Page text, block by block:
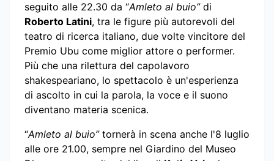
seguito alle 22.30 da “Amleto al buio”di
Roberto Latini, tra le figure più autorevoli del
teatro di ricerca italiano, due volte vincitore del
Premio Ubu come miglior attore o performer.
Più che una rilettura del capolavoro
shakespeariano, lo spettacolo è un'esperienza
di ascolto in cui la parola, la voce e il suono
diventano materia scenica.
“Amleto al buio”tornerà in scena anche l'8 luglio
alle ore 21.00, sempre nel Giardino del Museo